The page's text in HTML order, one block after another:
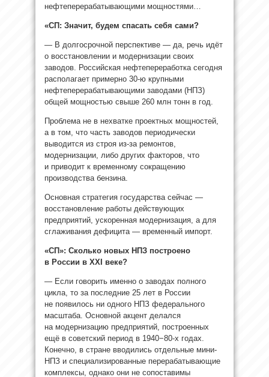
нефтеперерабатывающими мощностями…
«СП: Значит, будем спасать себя сами?
— В долгосрочной перспективе — да, речь идёт
о восстановлении и модернизации своих
заводов. Российская нефтепереработка сегодня
располагает примерно 30-ю крупными
нефтеперерабатывающими заводами (НПЗ)
общей мощностью свыше 260 млн тонн в год.
Проблема не в нехватке проектных мощностей,
а в том, что часть заводов периодически
выводится из строя из-за ремонтов,
модернизации, либо других факторов, что
и приводит к временному сокращению
производства бензина.
Основная стратегия государства сейчас —
восстановление работы действующих
предприятий, ускоренная модернизация, а для
сглаживания дефицита — временный импорт.
«СП»: Сколько новых НПЗ построено
в России в XXI веке?
— Если говорить именно о заводах полного
цикла, то за последние 25 лет в России
не появилось ни одного НПЗ федерального
масштаба. Основной акцент делался
на модернизацию предприятий, построенных
ещё в советский период в 1940−80-х годах.
Конечно, в стране вводились отдельные мини-
НПЗ и специализированные перерабатывающие
комплексы, однако они не сопоставимы